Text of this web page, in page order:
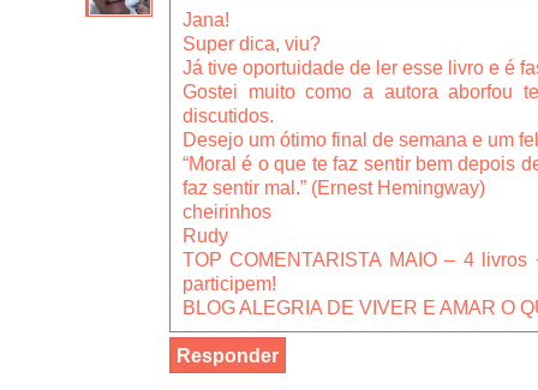
Jana!
Super dica, viu?
Já tive oportuidade de ler esse livro e é
Gostei muito como a autora aborfou
discutidos.
Desejo um ótimo final de semana e um
“Moral é o que te faz sentir bem depois
faz sentir mal.” (Ernest Hemingway)
cheirinhos
Rudy
TOP COMENTARISTA MAIO – 4
participem!
BLOG ALEGRIA DE VIVER E AMAR O
Responder